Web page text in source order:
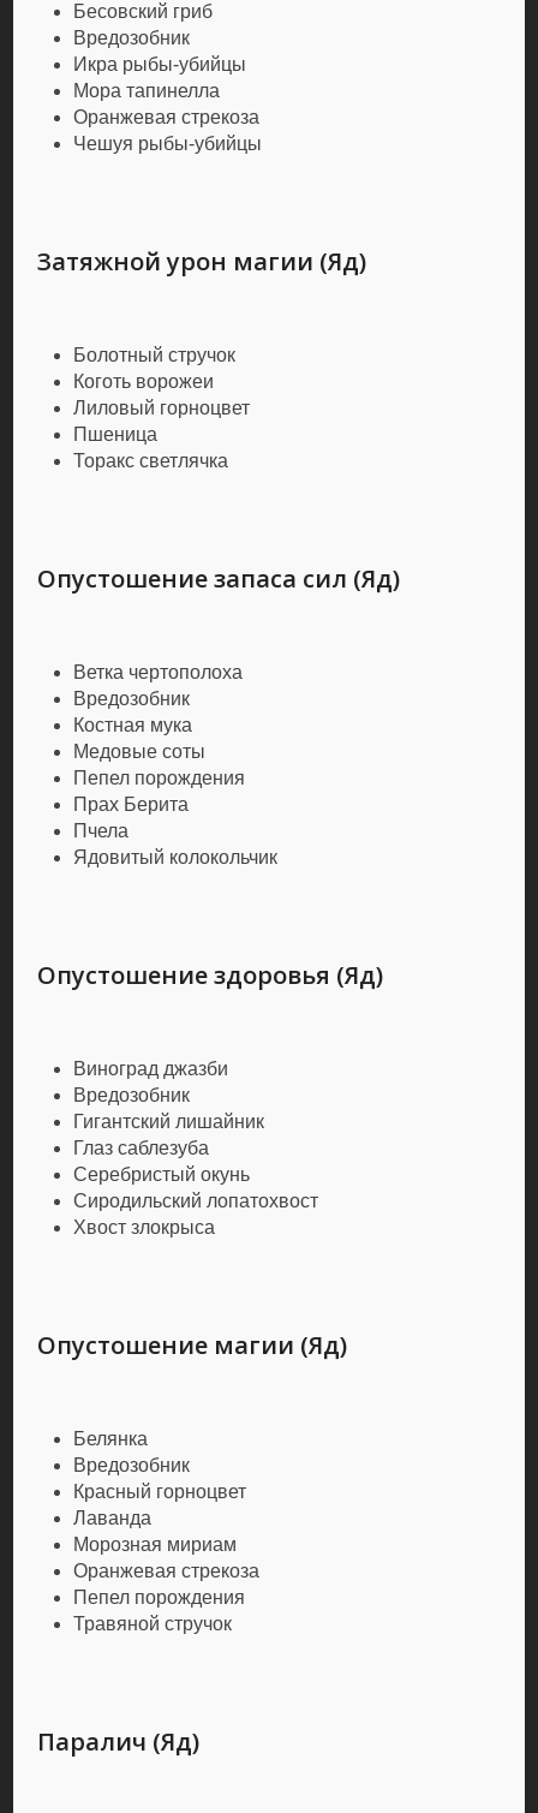
Бесовский гриб
Вредозобник
Икра рыбы-убийцы
Мора тапинелла
Оранжевая стрекоза
Чешуя рыбы-убийцы
Затяжной урон магии (Яд)
Болотный стручок
Коготь ворожеи
Лиловый горноцвет
Пшеница
Торакс светлячка
Опустошение запаса сил (Яд)
Ветка чертополоха
Вредозобник
Костная мука
Медовые соты
Пепел порождения
Прах Берита
Пчела
Ядовитый колокольчик
Опустошение здоровья (Яд)
Виноград джазби
Вредозобник
Гигантский лишайник
Глаз саблезуба
Серебристый окунь
Сиродильский лопатохвост
Хвост злокрыса
Опустошение магии (Яд)
Белянка
Вредозобник
Красный горноцвет
Лаванда
Морозная мириам
Оранжевая стрекоза
Пепел порождения
Травяной стручок
Паралич (Яд)